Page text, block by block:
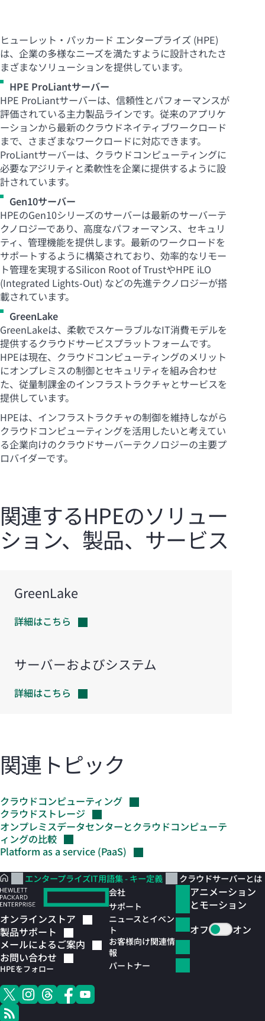
ヒューレット・パッカード エンタープライズ (HPE)
は、企業の多様なニーズを満たすように設計されたさ
まざまなソリューションを提供しています。
HPE ProLiantサーバー
HPE ProLiantサーバーは、信頼性とパフォーマンスが
評価されている主力製品ラインです。従来のアプリケ
ーションから最新のクラウドネイティブワークロード
まで、さまざまなワークロードに対応できます。
ProLiantサーバーは、クラウドコンピューティングに
必要なアジリティと柔軟性を企業に提供するように設
計されています。
Gen10サーバー
HPEのGen10シリーズのサーバーは最新のサーバーテ
クノロジーであり、高度なパフォーマンス、セキュリ
ティ、管理機能を提供します。最新のワークロードを
サポートするように構築されており、効率的なリモー
ト管理を実現するSilicon Root of TrustやHPE iLO
(Integrated Lights-Out) などの先進テクノロジーが搭
載されています。
GreenLake
GreenLakeは、柔軟でスケーラブルなIT消費モデルを
提供するクラウドサービスプラットフォームです。
HPEは現在、クラウドコンピューティングのメリット
にオンプレミスの制御とセキュリティを組み合わせ
た、従量制課金のインフラストラクチャとサービスを
提供しています。
HPEは、インフラストラクチャの制御を維持しながら
クラウドコンピューティングを活用したいと考えてい
る企業向けのクラウドサーバーテクノロジーの主要プ
ロバイダーです。
関連するHPEのソリュー
ション、製品、サービス
GreenLake
詳細はこちら
サーバーおよびシステム
詳細はこちら
関連トピック
クラウドコンピューティング
クラウドストレージ
オンプレミスデータセンターとクラウドコンピューテ
ィングの比較
Platform as a service (PaaS)
エンタープライズIT用語集 - キー定義 クラウドサーバーとは
オンラインストア
製品サポート
メールによるご案内
お問い合わせ
HPEをフォロー
会社
サポート
ニュースとイベン
ト
お客様向け関連情
報
パートナー
アニメーション
とモーション
オフ
オン